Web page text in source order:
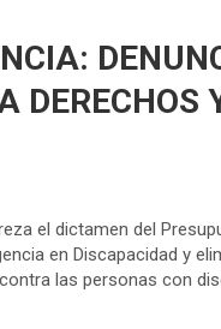
el dictamen del
en Discapacidad y
las personas con